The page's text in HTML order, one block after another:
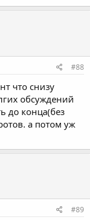
#88
что снизу
обсуждений
до конца(без
а потом уж
#89